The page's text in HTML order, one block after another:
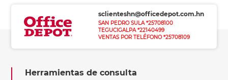
sclienteshn@officedepot.com.hn
SAN PEDRO SULA *25708100
TEGUCIGALPA *22140499
VENTAS POR TELÉFONO *25708109
Herramientas de consulta